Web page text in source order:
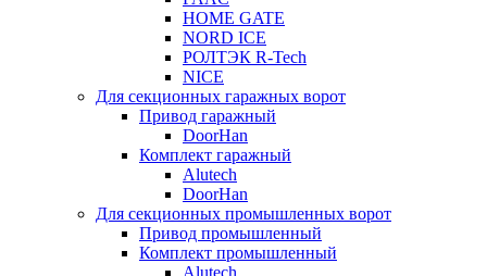
HOME GATE
NORD ICE
РОЛТЭК R-Tech
NICE
Для секционных гаражных ворот
Привод гаражный
DoorHan
Комплект гаражный
Alutech
DoorHan
Для секционных промышленных ворот
Привод промышленный
Комплект промышленный
Alutech